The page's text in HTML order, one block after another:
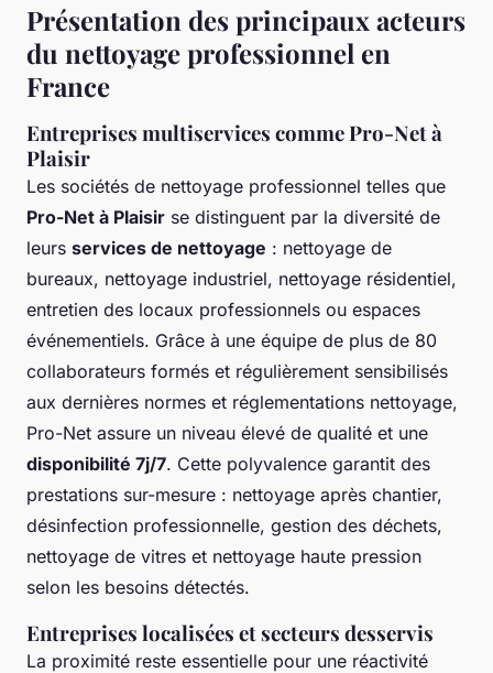
Présentation des principaux acteurs
du nettoyage professionnel en
France
Entreprises multiservices comme Pro-Net à
Plaisir
Les sociétés de nettoyage professionnel telles que
Pro-Net à Plaisir se distinguent par la diversité de
leurs services de nettoyage : nettoyage de
bureaux, nettoyage industriel, nettoyage résidentiel,
entretien des locaux professionnels ou espaces
événementiels. Grâce à une équipe de plus de 80
collaborateurs formés et régulièrement sensibilisés
aux dernières normes et réglementations nettoyage,
Pro-Net assure un niveau élevé de qualité et une
disponibilité 7j/7. Cette polyvalence garantit des
prestations sur-mesure : nettoyage après chantier,
désinfection professionnelle, gestion des déchets,
nettoyage de vitres et nettoyage haute pression
selon les besoins détectés.
Entreprises localisées et secteurs desservis
La proximité reste essentielle pour une réactivité